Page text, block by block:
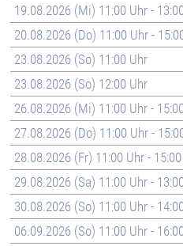
19.08.2026 (Mi) 11:00 Uhr -
20.08.2026 (Do) 11:00 Uhr -
23.08.2026 (So) 11:00 Uhr
23.08.2026 (So) 12:00 Uhr
26.08.2026 (Mi) 11:00 Uhr -
27.08.2026 (Do) 11:00 Uhr -
28.08.2026 (Fr) 11:00 Uhr -
29.08.2026 (Sa) 11:00 Uhr -
30.08.2026 (So) 11:00 Uhr -
06.09.2026 (So) 11:00 Uhr -